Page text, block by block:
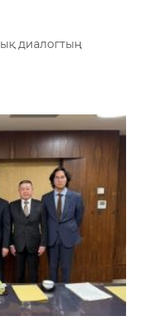
диалогтың